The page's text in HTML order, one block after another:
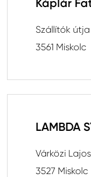
Káplár
Szállítók útja
3561 Miskolc
LAMBDA
Várközi Lajos
3527 Miskolc